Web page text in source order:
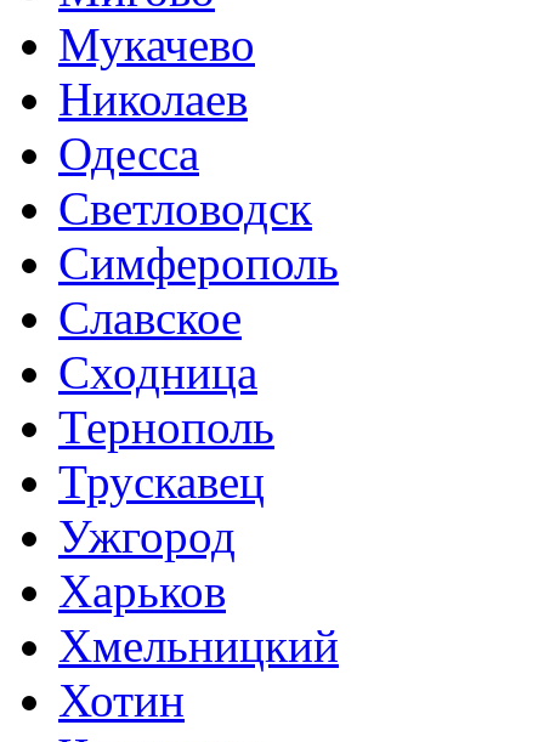
Мукачево
Николаев
Одесса
Светловодск
Симферополь
Славское
Сходница
Тернополь
Трускавец
Ужгород
Харьков
Хмельницкий
Хотин